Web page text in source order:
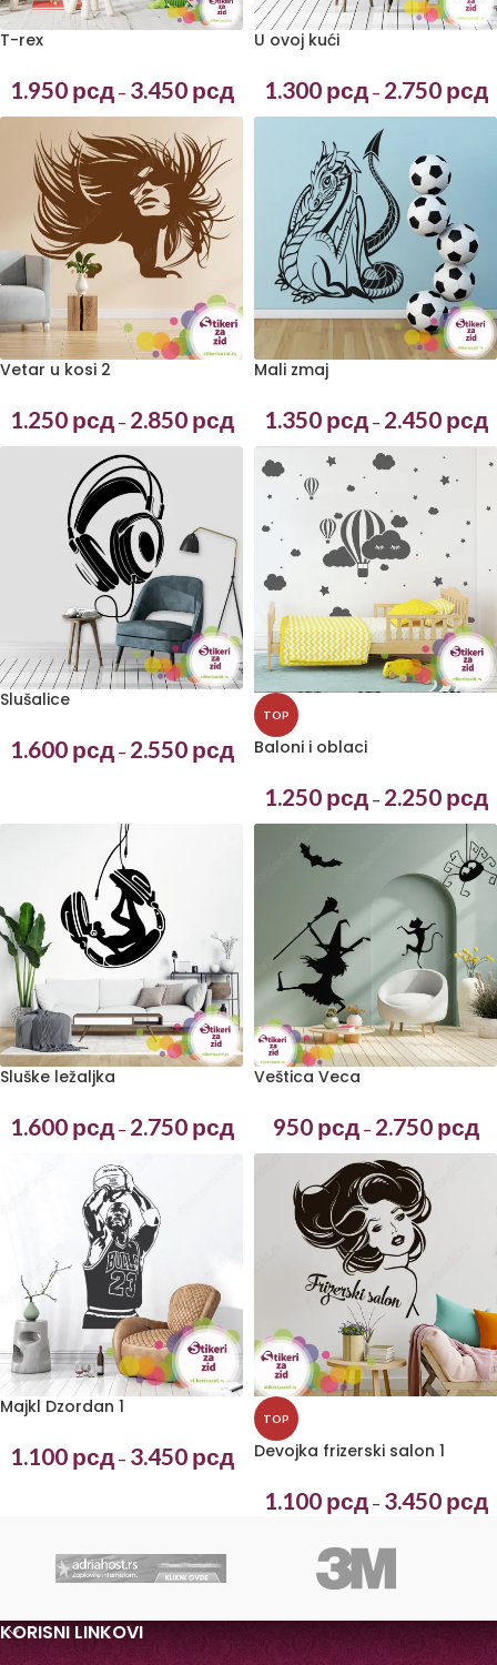
T-rex
1.950 рсд – 3.450 рсд
U ovoj kući
1.300 рсд – 2.750 рсд
Vetar u kosi 2
1.250 рсд – 2.850 рсд
Mali zmaj
1.350 рсд – 2.450 рсд
Slušalice
1.600 рсд – 2.550 рсд
TOP
Baloni i oblaci
1.250 рсд – 2.250 рсд
Sluške ležaljka
1.600 рсд – 2.750 рсд
Veštica Veca
950 рсд – 2.750 рсд
Majkl Dzordan 1
1.100 рсд – 3.450 рсд
TOP
Devojka frizerski salon 1
1.100 рсд – 3.450 рсд
KORISNI LINKOVI